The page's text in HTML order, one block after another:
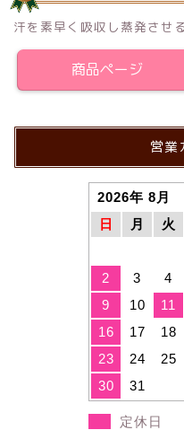
汗を素早く吸収し蒸発させ
商品ページ
営業
2026年 8月
日
月 火
2
3 4
9
10 11
16
17 18
23
24 25
30
31
定休日